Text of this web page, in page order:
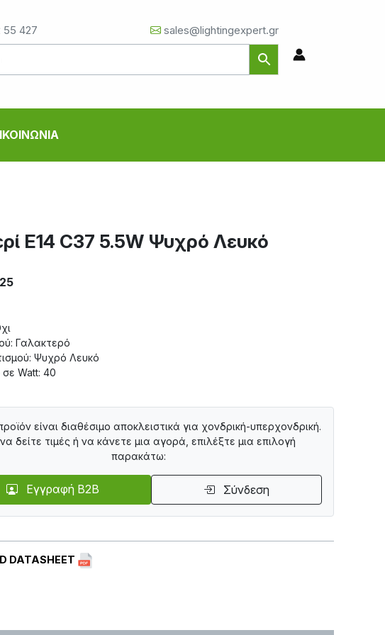
55 427 sales@lightingexpert.gr
E14 C37 5.5W Ψυχρό Λευκό
Γαλακτερό
Ψυχρό Λευκό
σε Watt: 40
DATASHEET
είναι διαθέσιμο αποκλειστικά για χονδρική-υπερχονδρική.
δείτε τιμές ή να κάνετε μια αγορά, επιλέξτε μια επιλογή
παρακάτω:
Εγγραφή B2B Σύνδεση